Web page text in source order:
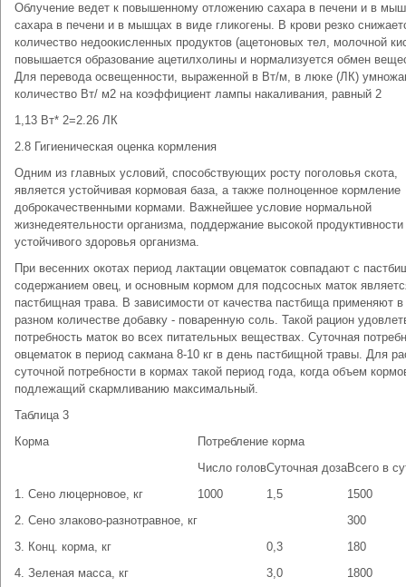
Облучение ведет к повышенному отложению сахара в печени и в
сахара в печени и в мышцах в виде гликогены. В крови резко
количество недоокисленных продуктов (ацетоновых тел, молочной
повышается образование ацетилхолины и нормализуется обмен
Для перевода освещенности, выраженной в Вт/м, в люке (ЛК)
количество Вт/ м2 на коэффициент лампы накаливания, равный 2
1,13 Вт* 2=2.26 ЛК
2.8 Гигиеническая оценка кормления
Одним из главных условий, способствующих росту поголовья скота,
является устойчивая кормовая база, а также полноценное кормление
доброкачественными кормами. Важнейшее условие нормальной
жизнедеятельности организма, поддержание высокой продуктивности
устойчивого здоровья организма.
При весенних окотах период лактации овцематок совпадают с
содержанием овец, и основным кормом для подсосных маток
пастбищная трава. В зависимости от качества пастбища применяют в
разном количестве добавку - поваренную соль. Такой рацион
потребность маток во всех питательных веществах. Суточная
овцематок в период сакмана 8-10 кг в день пастбищной травы. Для
суточной потребности в кормах такой период года, когда объем
подлежащий скармливанию максимальный.
Таблица 3
Корма
Потребление корма
Число головСуточная дозаВсего в
1. Сено люцерновое, кг
1000 1,5
1500
2. Сено злаково-разнотравное, кг
300
3. Конц. корма, кг
0,3
180
4. Зеленая масса, кг
3,0 1800